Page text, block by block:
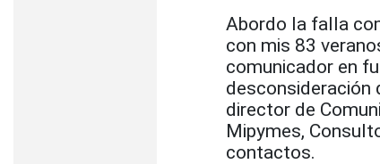
Abordo la falla
con mis 83
comunicador en
desconsideración
director de
Mipymes,
contactos.